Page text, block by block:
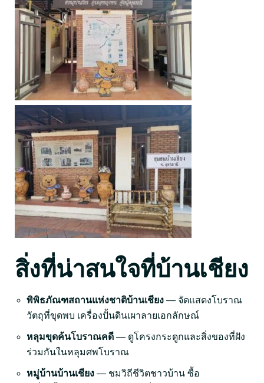
สิ่งที่น่าสนใจที่บ้านเชียง
พิพิธภัณฑสถานแห่งชาติบ้านเชียง — จัดแสดงโบราณ
วัตถุที่ขุดพบ เครื่องปั้นดินเผาลายเอกลักษณ์
หลุมขุดค้นโบราณคดี — ดูโครงกระดูกและสิ่งของที่ฝัง
ร่วมกันในหลุมศพโบราณ
หมู่บ้านบ้านเชียง — ชมวิถีชีวิตชาวบ้าน ซื้อ